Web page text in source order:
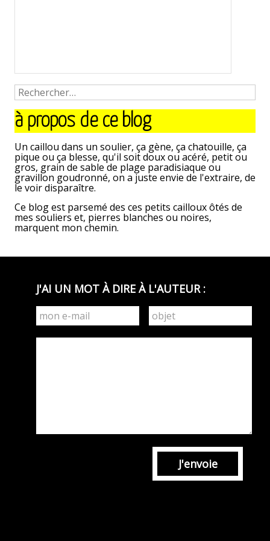
à propos de ce blog
Un caillou dans un soulier, ça gène, ça chatouille, ça
pique ou ça blesse, qu'il soit doux ou acéré, petit ou
gros, grain de sable de plage paradisiaque ou
gravillon goudronné, on a juste envie de l'extraire, de
le voir disparaître.
Ce blog est parsemé des ces petits cailloux ôtés de
mes souliers et, pierres blanches ou noires,
marquent mon chemin.
J'AI UN MOT À DIRE À L'AUTEUR :
J'envoie